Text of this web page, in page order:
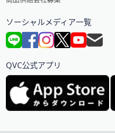
ソーシャルメディア一覧
QVC公式アプリ